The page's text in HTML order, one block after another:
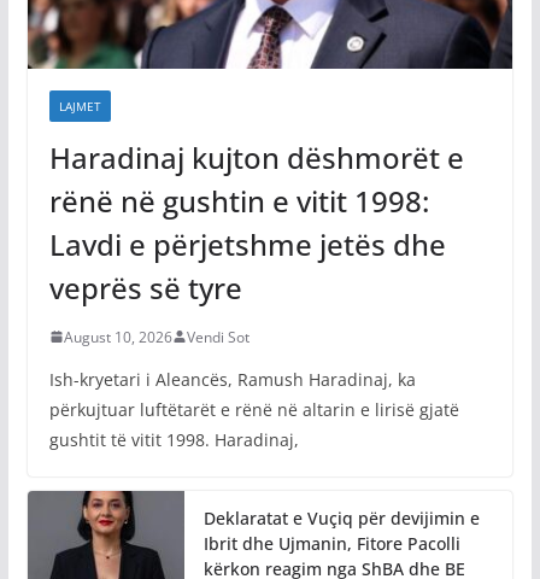
LAJMET
Haradinaj kujton dëshmorët e
rënë në gushtin e vitit 1998:
Lavdi e përjetshme jetës dhe
veprës së tyre
August 10, 2026 Vendi Sot
Ish-kryetari i Aleancës, Ramush Haradinaj, ka
përkujtuar luftëtarët e rënë në altarin e lirisë gjatë
gushtit të vitit 1998. Haradinaj,
Deklaratat e Vuçiq për devijimin e
Ibrit dhe Ujmanin, Fitore Pacolli
kërkon reagim nga ShBA dhe BE